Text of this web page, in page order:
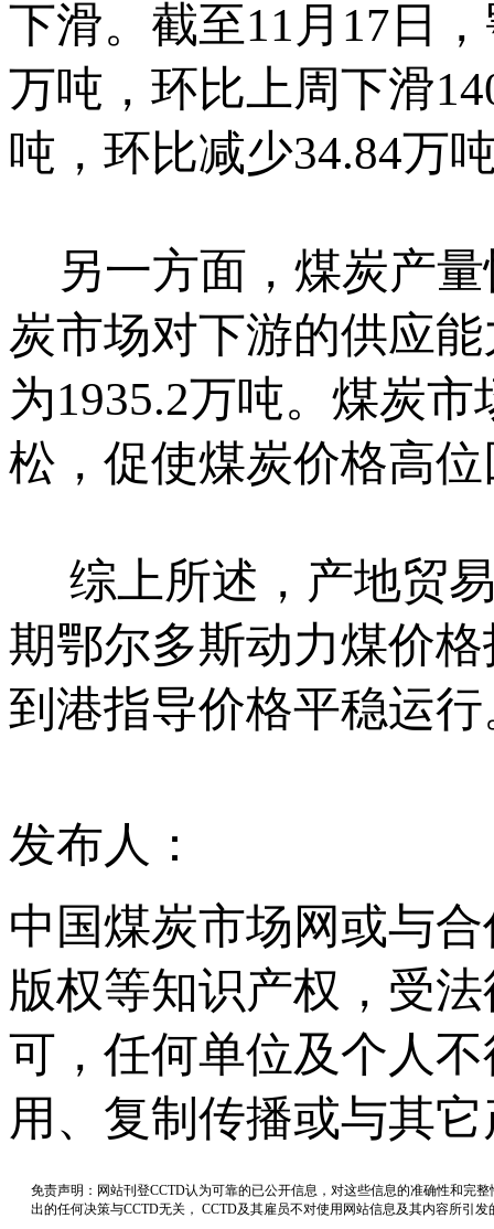
下滑。截至11月17日
万吨，环比上周下滑
吨，环比减少34.84万
另一方面，煤炭产量
炭市场对下游的供应
为1935.2万吨。煤炭
松，促使煤炭价格高
综上所述，产地贸易
期鄂尔多斯动力煤价
到港指导价格平稳运行
发布人：
中国煤炭市场网或与
版权等知识产权，受
可，任何单位及个人
用、复制传播或与其
免责声明：网站刊登CCTD认为可靠的已公开信息，对这些信息的准确性和完
出的任何决策与CCTD无关， CCTD及其雇员不对使用网站信息及其内容所引